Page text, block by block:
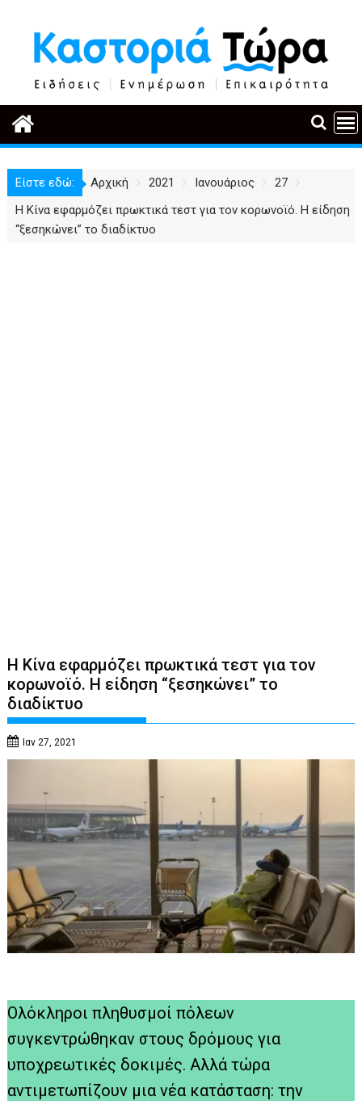
περιεχόμενο
Είστε εδώ: Αρχική 2021 Ιανουάριος
27
Η Κίνα εφαρμόζει πρωκτικά τεστ για τον κορωνοϊό. Η είδηση
“ξεσηκώνει” το διαδίκτυο
Η Κίνα εφαρμόζει πρωκτικά τεστ για τον
κορωνοϊό. Η είδηση “ξεσηκώνει” το
διαδίκτυο
Ιαν 27, 2021
Ολόκληροι πληθυσμοί πόλεων
συγκεντρώθηκαν στους δρόμους για
υποχρεωτικές δοκιμές. Αλλά τώρα
αντιμετωπίζουν μια νέα κατάσταση: την